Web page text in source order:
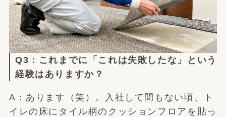
Q3：これまでに「これは失敗したな」という
経験はありますか？
A：あります（笑）。入社して間もない頃、ト
イレの床にタイル柄のクッションフロアを貼っ